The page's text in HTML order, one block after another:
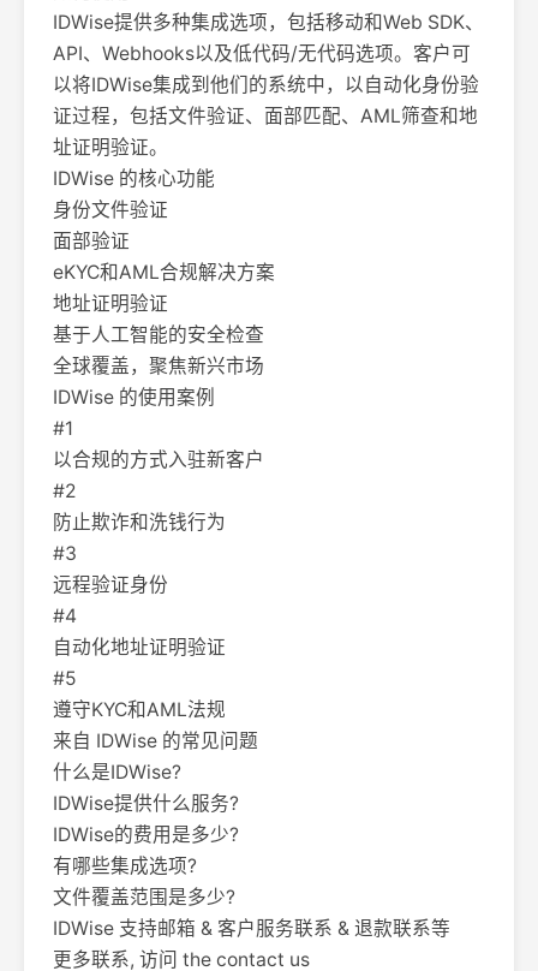
IDWise提供多种集成选项，包括移动和Web SDK、
API、Webhooks以及低代码/无代码选项。客户可
以将IDWise集成到他们的系统中，以自动化身份验
证过程，包括文件验证、面部匹配、AML筛查和地
址证明验证。
IDWise 的核心功能
身份文件验证
面部验证
eKYC和AML合规解决方案
地址证明验证
基于人工智能的安全检查
全球覆盖，聚焦新兴市场
IDWise 的使用案例
#1
以合规的方式入驻新客户
#2
防止欺诈和洗钱行为
#3
远程验证身份
#4
自动化地址证明验证
#5
遵守KYC和AML法规
来自 IDWise 的常见问题
什么是IDWise?
IDWise提供什么服务?
IDWise的费用是多少?
有哪些集成选项?
文件覆盖范围是多少?
IDWise 支持邮箱 & 客户服务联系 & 退款联系等
更多联系, 访问 the contact us